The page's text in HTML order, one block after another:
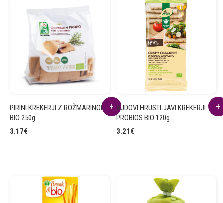
PIRINI KREKERJI Z ROŽMARINOM
BIO 250g
3.17€
AJDOVI HRUSTLJAVI KREKERJI
PROBIOS BIO 120g
3.21 €